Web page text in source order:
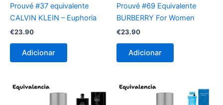
Prouvé #37 equivalente
CALVIN KLEIN – Euphoria
€23.90
Adicionar
Prouvé #69 Equivalente
BURBERRY For Women
€23.90
Adicionar